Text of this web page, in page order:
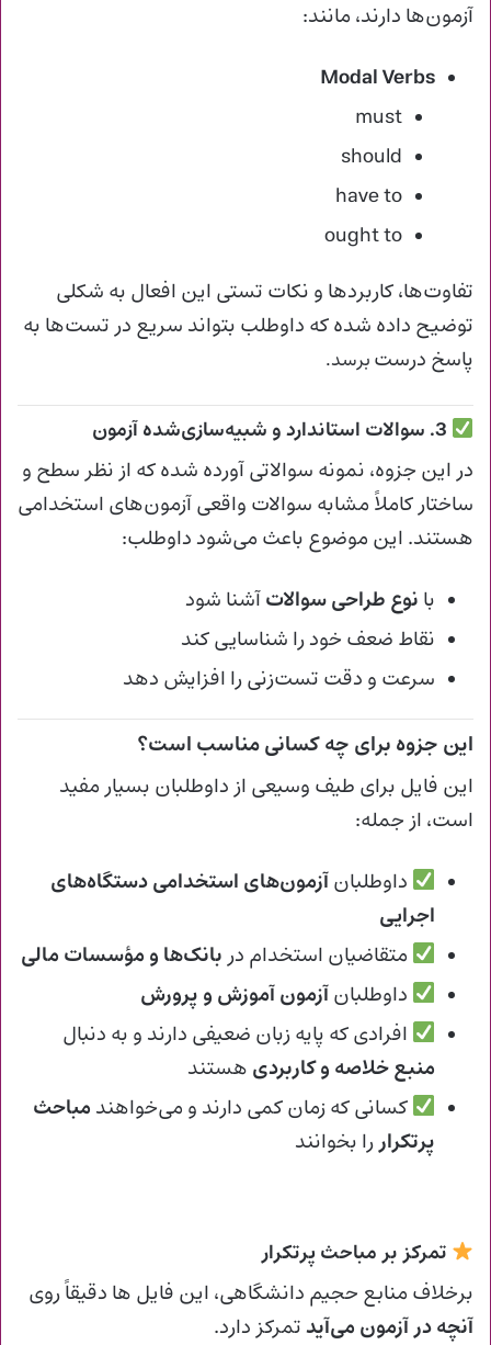
آزمون‌ها دارند، مانند:
Modal Verbs
must
should
have to
ought to
تفاوت‌ها، کاربردها و نکات تستی این افعال به شکلی
توضیح داده شده که داوطلب بتواند سریع در تست‌ها به
پاسخ درستبرسد.
در این جزوه، نمونه سوالاتی آورده شده که از نظر سطح و
ساختار کاملاً مشابه سوالات واقعی آزمون‌های استخدامی
هستند. این موضوع باعث می‌شود داوطلب:
با نوع طراحی سوالاتآشنا شود
نقاط ضعف خود را شناسایی کند
سرعت و دقت تست‌زنی را افزایش دهد
این جزوه برای چه کسانی مناسب است؟
این فایل برای طیف وسیعی از داوطلبان بسیار مفید
است، از جمله:
داوطلبانآزمون‌های استخدامی دستگاه‌های
اجرایی
متقاضیان استخدام در بانک‌ها و مؤسسات مالی
داوطلبانآزمون آموزش و پرورش
افرادی که پایه زبان ضعیفی دارند و به دنبال
منبع خلاصه و کاربردی هستند
کسانی که زمان کمی دارند و می‌خواهند مباحث
پرتکراررا بخوانند
تمرکز بر مباحث پرتکرار
برخلاف منابع حجیم دانشگاهی، این فایل ها دقیقاً روی
آنچه در آزمون می‌آیدتمرکز دارد.